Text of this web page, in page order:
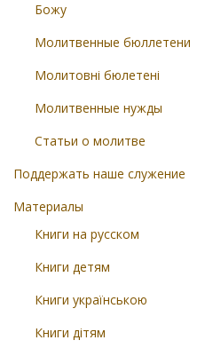
Божу
Молитвенные бюллетени
Молитовні бюлетені
Молитвенные нужды
Статьи о молитве
Поддержать наше служение
Материалы
Книги на русском
Книги детям
Книги українською
Книги дітям